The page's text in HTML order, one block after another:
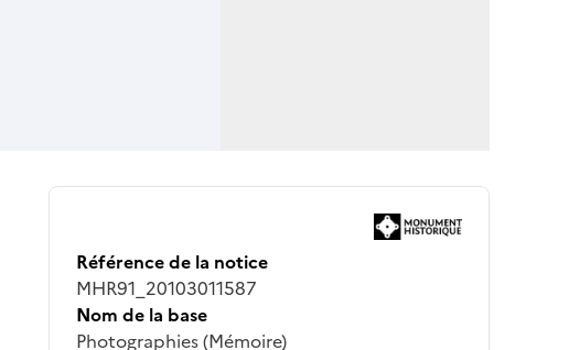
Référence de la notice
MHR91_20103011587
Nom de la base
Photographies (Mémoire)